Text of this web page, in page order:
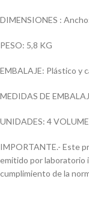
DIMENSIONES :
PESO: 5,8 KG
EMBALAJE: Plástico y
MEDIDAS DE
UNIDADES: 4
IMPORTANTE.- Este
emitido por laboratorio
cumplimiento de la